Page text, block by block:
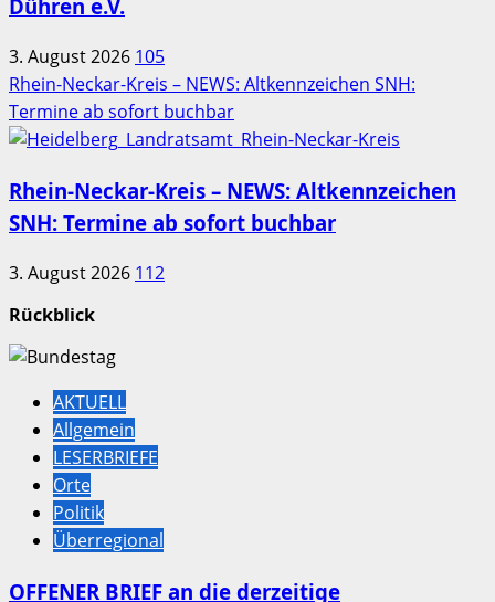
Dühren e.V.
3. August 2026 105
Rhein-Neckar-Kreis – NEWS: Altkennzeichen SNH:
Termine ab sofort buchbar
Rhein-Neckar-Kreis – NEWS: Altkennzeichen
SNH: Termine ab sofort buchbar
3. August 2026 112
Rückblick
AKTUELL
Allgemein
LESERBRIEFE
Orte
Politik
Überregional
OFFENER BRIEF an die derzeitige